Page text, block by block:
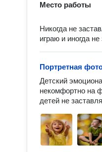
Место работы
Никогда не
играю и иногда
Портретная
Детский
некомфортно на
детей не